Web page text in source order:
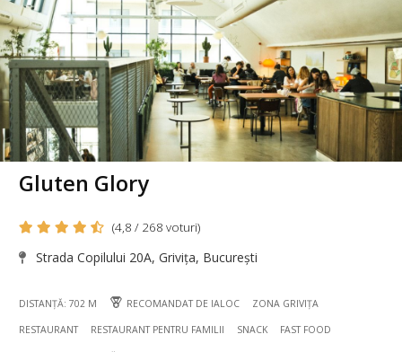
Gluten Glory
(4,8 / 268 voturi)
Strada Copilului 20A, Grivița, București
DISTANȚĂ: 702 M RECOMANDAT DE IALOC ZONA GRIVIȚA
RESTAURANT RESTAURANT PENTRU FAMILII SNACK FAST FOOD